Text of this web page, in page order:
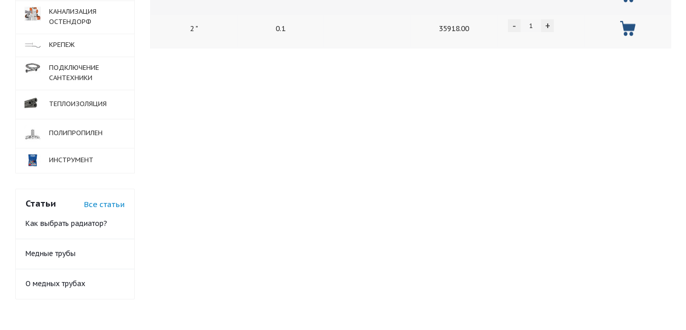
2 " 0.1 35918.00 - +
КАНАЛИЗАЦИЯ
ОСТЕНДОРФ
КРЕПЕЖ
ПОДКЛЮЧЕНИЕ
САНТЕХНИКИ
ТЕПЛОИЗОЛЯЦИЯ
ПОЛИПРОПИЛЕН
ИНСТРУМЕНТ
Статьи Все статьи
Как выбрать радиатор?
Медные трубы
О медных трубах